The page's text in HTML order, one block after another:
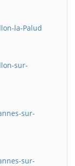
la-Palud
sur-
sur-
sur-